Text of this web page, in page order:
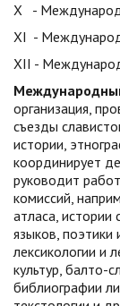
Х -
ХI -
ХII -
организация,
съезды
истории,
координирует
руководит
комиссий,
атласа, истории
языков, поэтики
лексикологии и
культур, балто-
библиографии